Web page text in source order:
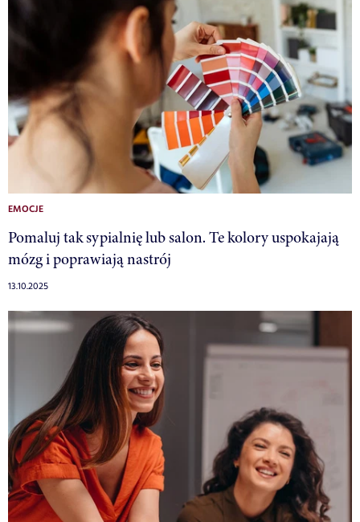
EMOCJE
Pomaluj tak sypialnię lub salon. Te kolory uspokajają
mózg i poprawiają nastrój
13.10.2025